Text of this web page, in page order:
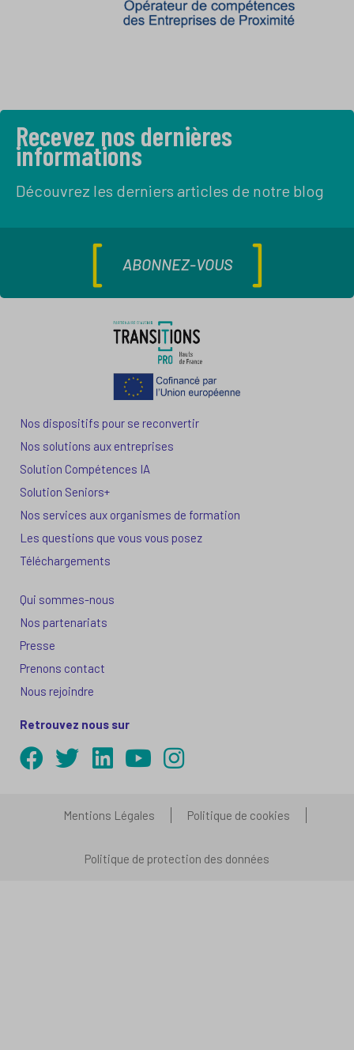
Recevez nos dernières
informations
Découvrez les derniers articles de notre blog
ABONNEZ-VOUS
Nos dispositifs pour se reconvertir
Nos solutions aux entreprises
Solution Compétences IA
Solution Seniors+
Nos services aux organismes de formation
Les questions que vous vous posez
Téléchargements
Qui sommes-nous
Nos partenariats
Presse
Prenons contact
Nous rejoindre
Retrouvez nous sur
Mentions Légales Politique de cookies
Politique de protection des données